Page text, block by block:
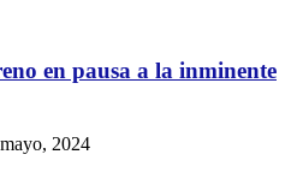
en pausa a la inminente
2024